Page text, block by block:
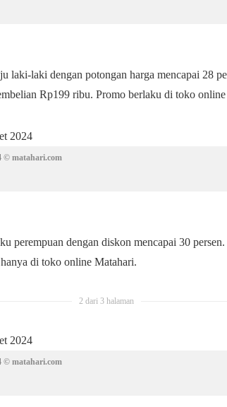
laki-laki dengan potongan harga mencapai 28
Rp199 ribu. Promo berlaku di toko
© matahari.com
perempuan dengan diskon mencapai 30
di toko online Matahari.
2 dari 3 halaman
© matahari.com